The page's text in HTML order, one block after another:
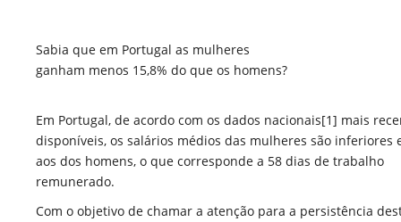
Sabia que em Portugal as mulheres
ganham menos 15,8% do que os homens?
Em Portugal, de acordo com os dados nacionais[1] mais
disponíveis, os salários médios das mulheres são inferiores
aos dos homens, o que corresponde a 58 dias de trabalho
remunerado.
Com o objetivo de chamar a atenção para a persistência